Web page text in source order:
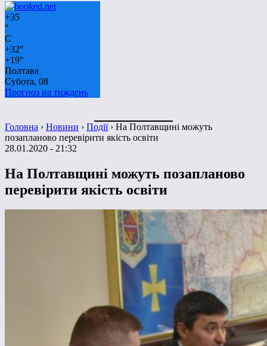
+35
°
C
+32°
+19°
Полтава
Субота, 08
Прогноз на тиждень
Головна › Новини › Події› На Полтавщині можуть
позапланово перевірити якість освіти
28.01.2020 - 21:32
На Полтавщині можуть позапланово
перевірити якість освіти